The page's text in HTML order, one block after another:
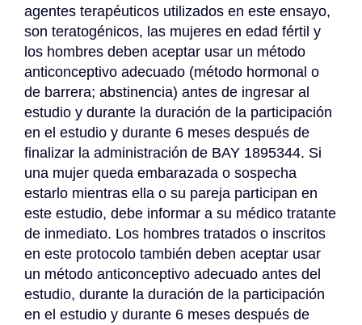
agentes terapéuticos utilizados en este ensayo,
son teratogénicos, las mujeres en edad fértil y
los hombres deben aceptar usar un método
anticonceptivo adecuado (método hormonal o
de barrera; abstinencia) antes de ingresar al
estudio y durante la duración de la participación
en el estudio y durante 6 meses después de
finalizar la administración de BAY 1895344. Si
una mujer queda embarazada o sospecha
estarlo mientras ella o su pareja participan en
este estudio, debe informar a su médico tratante
de inmediato. Los hombres tratados o inscritos
en este protocolo también deben aceptar usar
un método anticonceptivo adecuado antes del
estudio, durante la duración de la participación
en el estudio y durante 6 meses después de